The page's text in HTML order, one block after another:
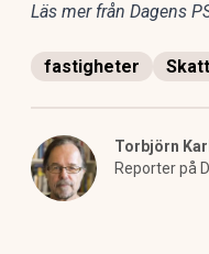
Läs mer från Dagens
fastigheter
Torbjörn
Reporter på